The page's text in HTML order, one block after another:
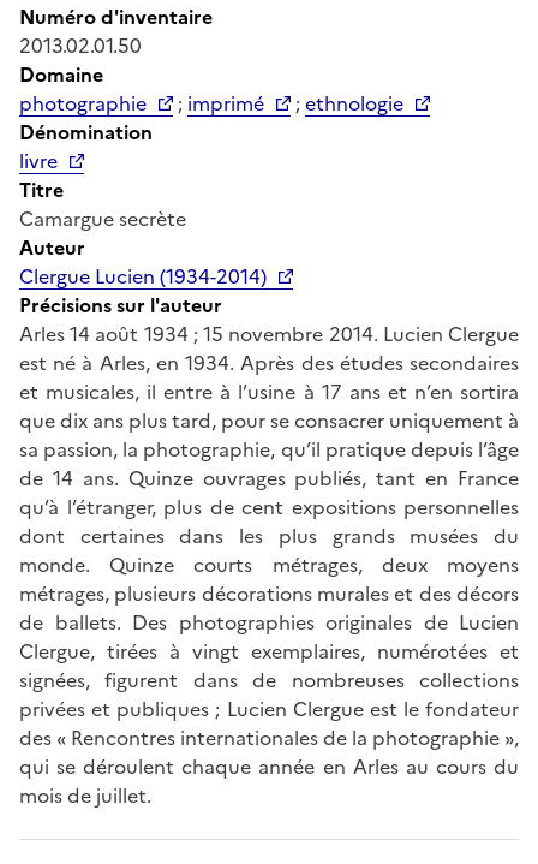
Numéro d'inventaire
2013.02.01.50
Domaine
photographie
; imprimé ;ethnologie
Dénomination
livre
Titre
Camargue secrète
Auteur
Clergue Lucien (1934-2014)
Précisions sur l'auteur
Arles 14 août 1934 ; 15 novembre 2014. Lucien Clergue
est né à Arles, en 1934. Après des études secondaires
et musicales, il entre à l’usine à 17 ans et n’en sortira
que dix ans plus tard, pour se consacrer uniquement à
sa passion, la photographie, qu’il pratique depuis l’âge
de 14 ans. Quinze ouvrages publiés, tant en France
qu’à l’étranger, plus de cent expositions personnelles
dont certaines dans les plus grands musées du
monde. Quinze courts métrages, deux moyens
métrages, plusieurs décorations murales et des décors
de ballets. Des photographies originales de Lucien
Clergue, tirées à vingt exemplaires, numérotées et
signées, figurent dans de nombreuses collections
privées et publiques ; Lucien Clergue est le fondateur
des « Rencontres internationales de la photographie »,
qui se déroulent chaque année en Arles au cours du
mois de juillet.